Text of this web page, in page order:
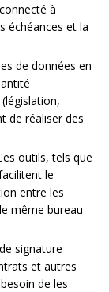
à
échéances et la
de données en
de réaliser des
outils, tels que
le
entre les
même bureau
signature
et autres
de les